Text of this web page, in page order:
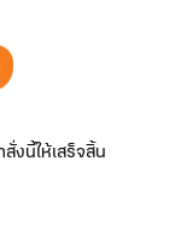
งนี้ให้เสร็จสิ้น